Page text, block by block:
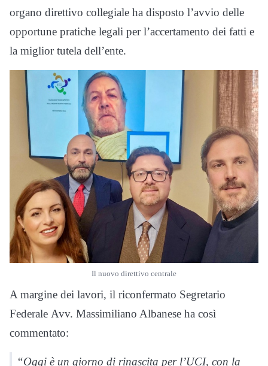
organo direttivo collegiale ha disposto l’avvio delle
opportune pratiche legali per l’accertamento dei fatti e
la miglior tutela dell’ente.
Il nuovo direttivo centrale
A margine dei lavori, il riconfermato Segretario
Federale Avv. Massimiliano Albanese ha così
commentato:
“Oggi è un giorno di rinascita per l’UCI, con la